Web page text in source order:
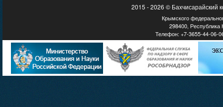
2015 - 2026 © Бахчисарайский
Крымского
298400, Республика
Телефон: +7-3655-44-06-